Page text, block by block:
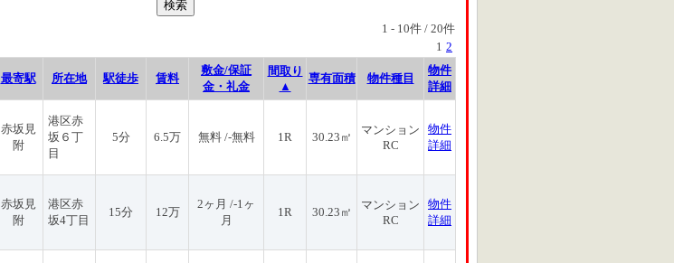
1 - 10件 / 20件
1 2
最寄駅 所在地 駅徒歩 賃料
敷金/保証
金・礼金
間取り
▲
専有面積 物件種目
物件
詳細
赤坂見
附
港区赤
坂６丁
目
5分 6.5万 無料 /-無料 1R 30.23㎡
マンション
RC
物件
詳細
赤坂見
附
港区赤
坂4丁目
15分 12万
2ヶ月 /-1ヶ
月
1R 30.23㎡
マンション
RC
物件
詳細